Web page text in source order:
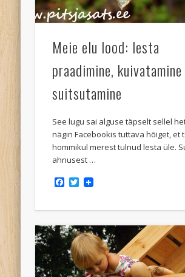
Meie elu lood: lesta
praadimine,
suitsutamine
See lugu sai alguse täpselt sellel
nägin Facebookis tuttava hõiget, et
hommikul merest tulnud lesta üle.
ahnusest …
Facebook
Twitter